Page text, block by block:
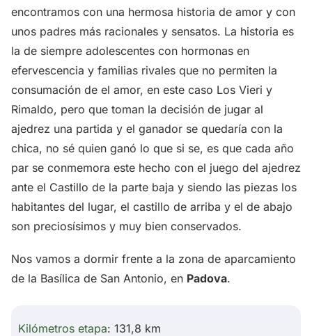
encontramos con una hermosa historia de amor y con
unos padres más racionales y sensatos. La historia es
la de siempre adolescentes con hormonas en
efervescencia y familias rivales que no permiten la
consumación de el amor, en este caso Los Vieri y
Rimaldo, pero que toman la decisión de jugar al
ajedrez una partida y el ganador se quedaría con la
chica, no sé quien ganó lo que si se, es que cada año
par se conmemora este hecho con el juego del ajedrez
ante el Castillo de la parte baja y siendo las piezas los
habitantes del lugar, el castillo de arriba y el de abajo
son preciosísimos y muy bien conservados.
Nos vamos a dormir frente a la zona de aparcamiento
de la Basílica de San Antonio, en Padova.
Kilómetros etapa: 131,8 km